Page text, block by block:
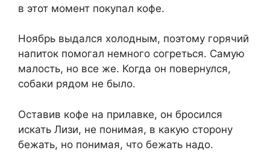
в этот момент покупал кофе.
Ноябрь выдался холодным, поэтому горячий
напиток помогал немного согреться. Самую
малость, но все же. Когда он повернулся,
собаки рядом не было.
Оставив кофе на прилавке, он бросился
искать Лизи, не понимая, в какую сторону
бежать, но понимая, что бежать надо.